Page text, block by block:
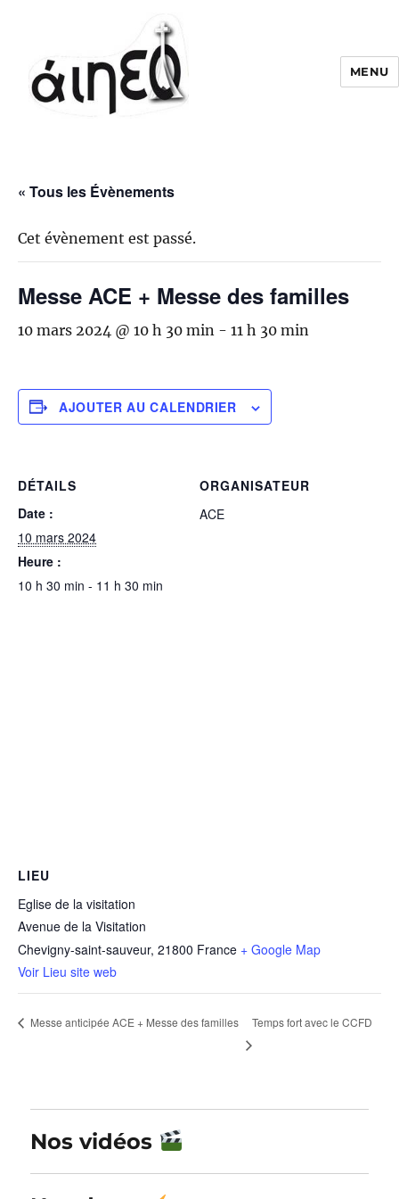
MENU
« Tous les Évènements
Cet évènement est passé.
Messe ACE + Messe des familles
10 mars 2024 @ 10 h 30 min - 11 h 30 min
AJOUTER AU CALENDRIER
DÉTAILS
Date :
10 mars 2024
Heure :
10 h 30 min - 11 h 30 min
ORGANISATEUR
ACE
LIEU
Eglise de la visitation
Avenue de la Visitation
Chevigny-saint-sauveur, 21800 France + Google Map
Voir Lieu site web
Messe anticipée ACE + Messe des familles Temps fort avec le CCFD
Nos vidéos